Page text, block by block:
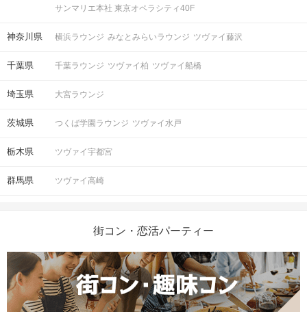
サンマリエ本社 東京オペラシティ40F
神奈川県 横浜ラウンジ みなとみらいラウンジ ツヴァイ藤沢
千葉県 千葉ラウンジ ツヴァイ柏 ツヴァイ船橋
埼玉県 大宮ラウンジ
茨城県 つくば学園ラウンジ ツヴァイ水戸
栃木県 ツヴァイ宇都宮
群馬県 ツヴァイ高崎
街コン・恋活パーティー